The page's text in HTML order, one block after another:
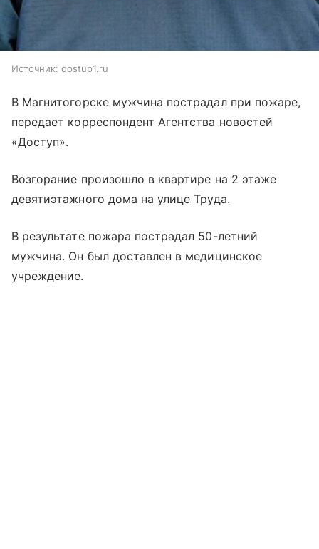
Источник: dostup1.ru
В Магнитогорске мужчина пострадал при пожаре,
передает корреспондент Агентства новостей
«Доступ».
Возгорание произошло в квартире на 2 этаже
девятиэтажного дома на улице Труда.
В результате пожара пострадал 50-летний
мужчина. Он был доставлен в медицинское
учреждение.